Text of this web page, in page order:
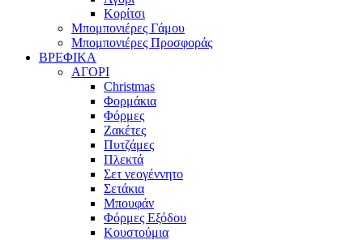
Κορίτσι
Μπομπονιέρες Γάμου
Μπομπονιέρες Προσφοράς
ΒΡΕΦΙΚΑ
ΑΓΟΡΙ
Christmas
Φορμάκια
Φόρμες
Ζακέτες
Πυτζάμες
Πλεκτά
Σετ νεογέννητο
Σετάκια
Μπουφάν
Φόρμες Εξόδου
Κουστούμια